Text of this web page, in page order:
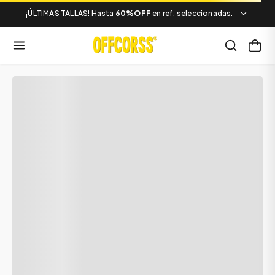
¡ÚLTIMAS TALLAS! Hasta 60%OFF en ref. seleccionadas.